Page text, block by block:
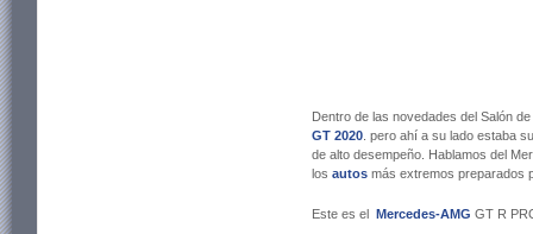
Dentro de las novedades del Salón
GT 2020 . pero ahí a su lado estaba
de alto desempeño. Hablamos del
los autos más extremos preparados
Este es el Mercedes-AMG GT R